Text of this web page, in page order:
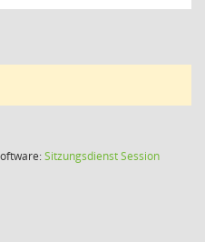
SitzungsdienstSession(Wird in